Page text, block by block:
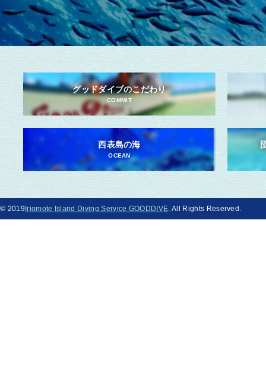
グッドダイブのこだわり
COMMIT
西表島の海
OCEAN
© 2019Iriomote Island Diving Service GOODDIVE . All Rights Reserved.